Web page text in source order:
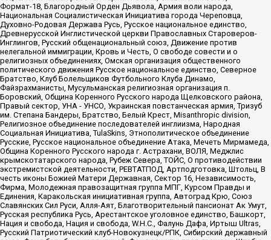
Формат-18, Благородный Орден Дьявола, Армия воли народа,
Национальная Социалистическая Инициатива города Череповца,
Духовно-Родовая Держава Русь, Русское национальное единство,
Древнерусской Инглистической церкви Православных Староверов-
Инглингов, Русский общенациональный союз, Движение против
нелегальной иммиграции, Кровь и Честь, О свободе совести и о
религиозных объединениях, Омская организация общественного
политического движения Русское национальное единство, Северное
Братство, Клуб Болельщиков Футбольного Клуба Динамо,
Файзрахманисты, Мусульманская религиозная организация п.
Боровский, Община Коренного Русского народа Щелковского района,
Правый сектор, УНА - УНСО, Украинская повстанческая армия, Тризуб
им. Степана Бандеры, Братство, Белый Крест, Misanthropic division,
Религиозное объединение последователей инглиизма, Народная
Социальная Инициатива, TulaSkins, Этнополитическое объединение
Русские, Русское национальное объединение Атака, Мечеть Мирмамеда,
Община Коренного Русского народа г. Астрахани, ВОЛЯ, Меджлис
крымскотатарского народа, Рубеж Севера, ТОЙС, О противодействии
экстремистской деятельности, РЕВТАТПОД, Артподготовка, Штольц, В
честь иконы Божией Матери Державная, Сектор 16, Независимость,
Фирма, Молодежная правозащитная группа МПГ, Курсом Правды и
Единения, Каракольская инициативная группа, Автоград Крю, Союз
Славянских Сил Руси, Алля-Аят, Благотворительный пансионат Ак Умут,
Русская республика Русь, Арестантское уголовное единство, Башкорт,
Нация и свобода, Нация и свобода, W.H.С., Фалунь Дафа, Иртыш Ultras,
Русский Патриотический клуб-Новокузнецк/РПК, Сибирский державный